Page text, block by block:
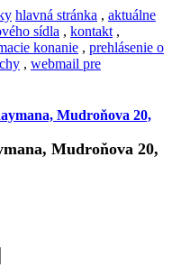
hlavná stránka , aktuálne
sídla , kontakt ,
konanie , prehlásenie o
, webmail pre
Mudroňova 20,